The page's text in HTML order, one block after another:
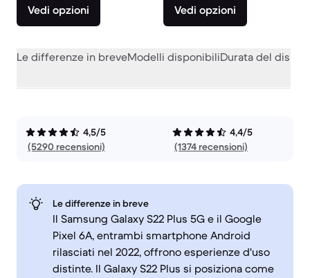
Vedi opzioni Vedi opzioni
Le differenze in breveModelli disponibiliDurata del
4,5/5
(5290 recensioni)
4,4/5
(1374 recensioni)
Le differenze in breve
Il Samsung Galaxy S22 Plus 5G e il Google
Pixel 6A, entrambi smartphone Android
rilasciati nel 2022, offrono esperienze d'uso
distinte. Il Galaxy S22 Plus si posiziona come